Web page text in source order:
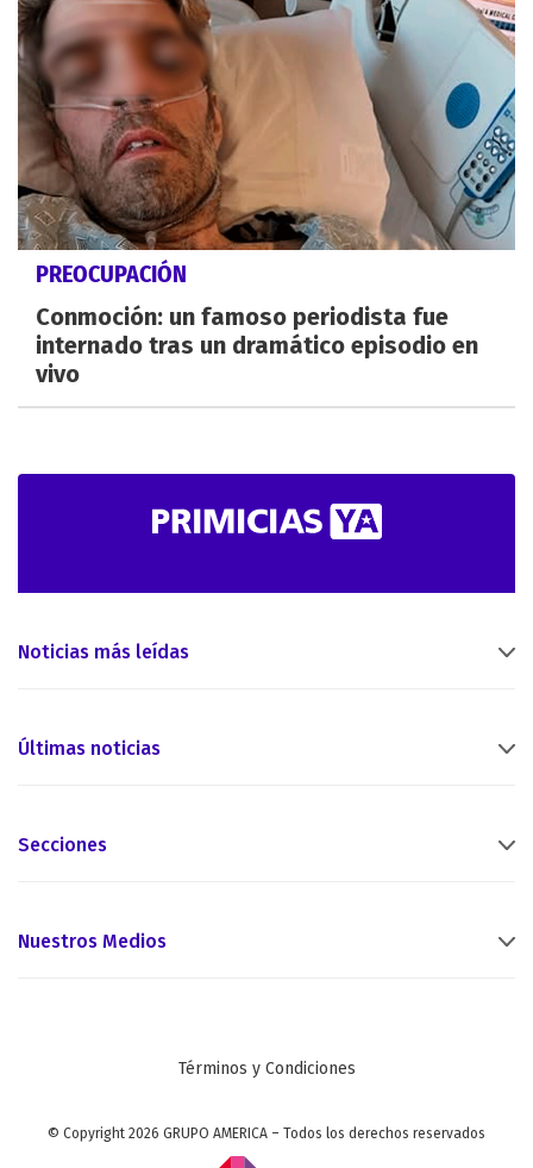
PREOCUPACIÓN
Conmoción: un famoso periodista fue
internado tras un dramático episodio en
vivo
Noticias más leídas
Últimas noticias
Secciones
Nuestros Medios
Términos y Condiciones
© Copyright 2026 GRUPO AMERICA – Todos los derechos reservados